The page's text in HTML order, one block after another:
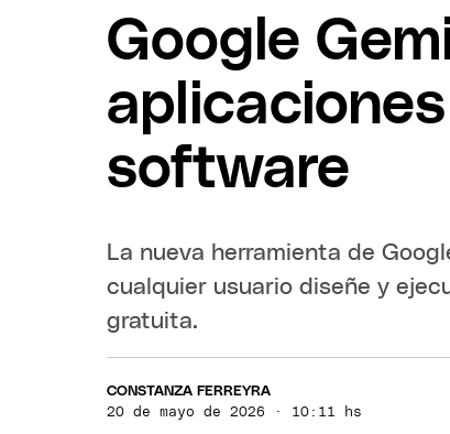
Google
software
La nueva herramienta de
cualquier usuario diseñe y
gratuita.
CONSTANZA FERREYRA
20 de mayo de 2026 · 10:11 hs